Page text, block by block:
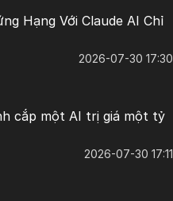
Hạng Với Claude AI Chỉ
2026-07-30 17:30
cắp một AI trị giá một tỷ
2026-07-30 17:11